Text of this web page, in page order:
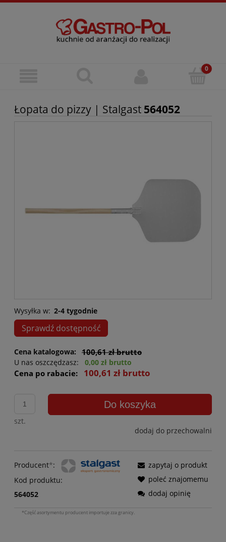
Łopata do pizzy | Stalgast 564052
Wysyłka w: 2-4 tygodnie
Sprawdź dostępność
Cena katalogowa: 100,61 zł brutto
U nas oszczędzasz: 0,00 zł brutto
Cena po rabacie: 100,61 zł brutto
szt.
Do koszyka
dodaj do przechowalni
Producent*:
Kod produktu:
564052
zapytaj o produkt
poleć znajomemu
dodaj opinię
*Część asortymentu producent importuje zza granicy.